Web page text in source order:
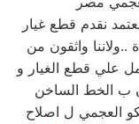
نقدم قطع غيار
واثقون من
علي قطع الغيار و
ب الخط الساخن
بيكو العجمي ل اصلاح